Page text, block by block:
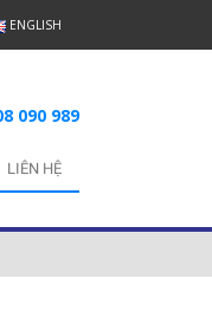
ENGLISH
090 989
LIÊN HỆ